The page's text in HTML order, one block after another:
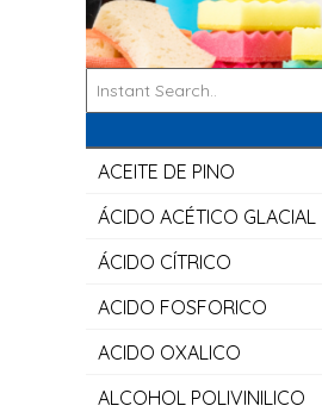
ACEITE DE PINO
ÁCIDO ACÉTICO GLACIAL
ÁCIDO CÍTRICO
ACIDO FOSFORICO
ACIDO OXALICO
ALCOHOL POLIVINILICO